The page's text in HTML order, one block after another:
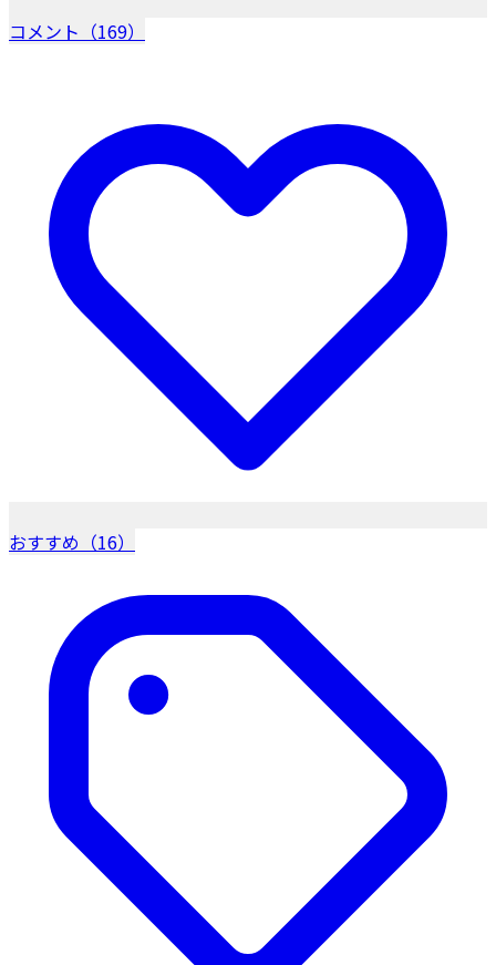
コメント（169）
おすすめ（16）